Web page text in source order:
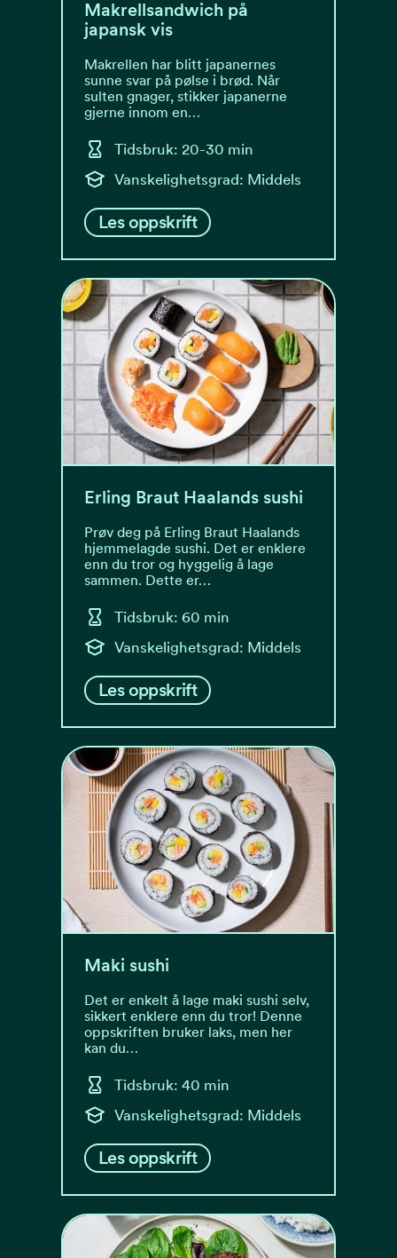
Makrellsandwich på
japansk vis
Makrellen har blitt japanernes
sunne svar på pølse i brød. Når
sulten gnager, stikker japanerne
gjerne innom en…
Tidsbruk: 20-30 min
Vanskelighetsgrad: Middels
Les oppskrift
Erling Braut Haalands sushi
Prøv deg på Erling Braut Haalands
hjemmelagde sushi. Det er enklere
enn du tror og hyggelig å lage
sammen. Dette er…
Tidsbruk: 60 min
Vanskelighetsgrad: Middels
Les oppskrift
Maki sushi
Det er enkelt å lage maki sushi selv,
sikkert enklere enn du tror! Denne
oppskriften bruker laks, men her
kan du…
Tidsbruk: 40 min
Vanskelighetsgrad: Middels
Les oppskrift